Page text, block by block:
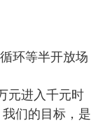
环等半开放场
元进入千元时
们的目标，是